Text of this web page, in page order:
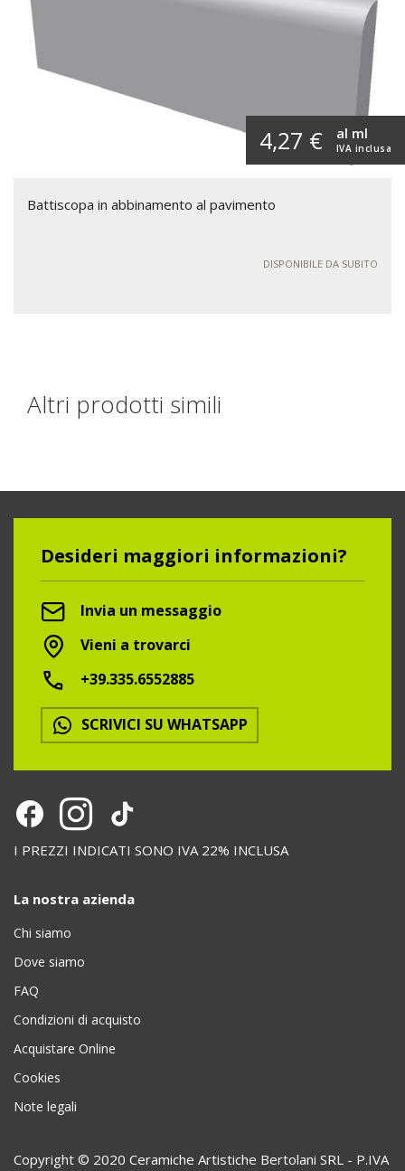
4,27 € IVA inclusa
al ml
Battiscopa in abbinamento al pavimento
DISPONIBILE DA SUBITO
Altri prodotti simili
Desideri maggiori informazioni?
Invia un messaggio
Vieni a trovarci
+39.335.6552885
SCRIVICI SU WHATSAPP
I PREZZI INDICATI SONO IVA 22% INCLUSA
La nostra azienda
Chi siamo
Dove siamo
FAQ
Condizioni di acquisto
Acquistare Online
Cookies
Note legali
Copyright © 2020 Ceramiche Artistiche Bertolani SRL - P.IVA